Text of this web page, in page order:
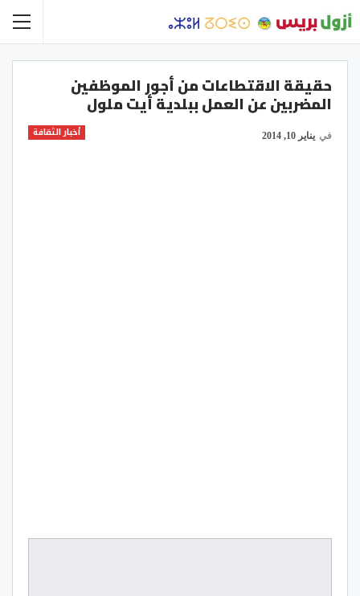
حقيقة الاقتطاعات من أجور الموظفين
المضربين عن العمل ببلدية أيت ملول
أخبار الثقافة في يناير 10, 2014